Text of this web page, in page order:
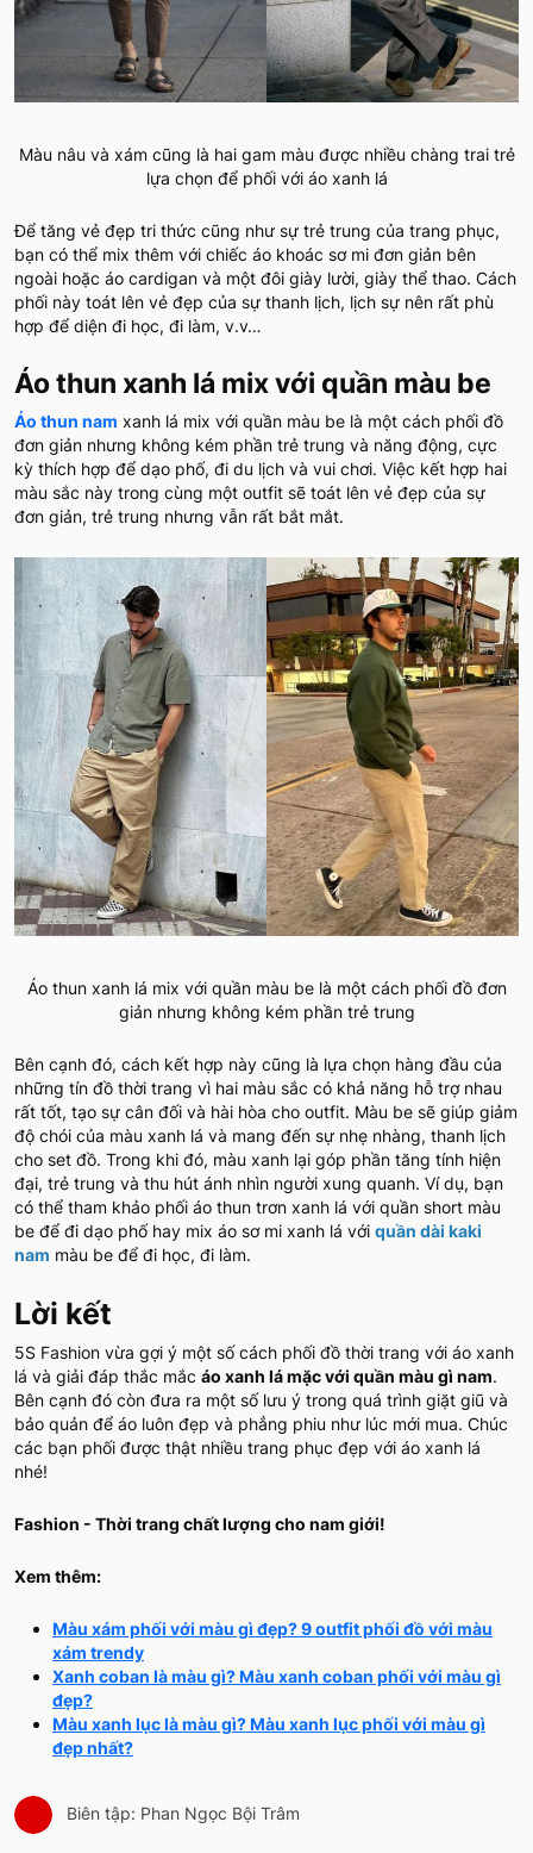
Màu nâu và xám cũng là hai gam màu được nhiều chàng trai trẻ
lựa chọn để phối với áo xanh lá
Để tăng vẻ đẹp tri thức cũng như sự trẻ trung của trang phục,
bạn có thể mix thêm với chiếc áo khoác sơ mi đơn giản bên
ngoài hoặc áo cardigan và một đôi giày lười, giày thể thao. Cách
phối này toát lên vẻ đẹp của sự thanh lịch, lịch sự nên rất phù
hợp để diện đi học, đi làm, v.v…
Áo thun xanh lá mix với quần màu be
Áo thun nam xanh lá mix với quần màu be là một cách phối đồ
đơn giản nhưng không kém phần trẻ trung và năng động, cực
kỳ thích hợp để dạo phố, đi du lịch và vui chơi. Việc kết hợp hai
màu sắc này trong cùng một outfit sẽ toát lên vẻ đẹp của sự
đơn giản, trẻ trung nhưng vẫn rất bắt mắt.
Áo thun xanh lá mix với quần màu be là một cách phối đồ đơn
giản nhưng không kém phần trẻ trung
Bên cạnh đó, cách kết hợp này cũng là lựa chọn hàng đầu của
những tín đồ thời trang vì hai màu sắc có khả năng hỗ trợ nhau
rất tốt, tạo sự cân đối và hài hòa cho outfit. Màu be sẽ giúp giảm
độ chói của màu xanh lá và mang đến sự nhẹ nhàng, thanh lịch
cho set đồ. Trong khi đó, màu xanh lại góp phần tăng tính hiện
đại, trẻ trung và thu hút ánh nhìn người xung quanh. Ví dụ, bạn
có thể tham khảo phối áo thun trơn xanh lá với quần short màu
be để đi dạo phố hay mix áo sơ mi xanh lá với quần dài kaki
nam màu be để đi học, đi làm.
Lời kết
5S Fashion vừa gợi ý một số cách phối đồ thời trang với áo xanh
lá và giải đáp thắc mắc áo xanh lá mặc với quần màu gì nam.
Bên cạnh đó còn đưa ra một số lưu ý trong quá trình giặt giũ và
bảo quản để áo luôn đẹp và phẳng phiu như lúc mới mua. Chúc
các bạn phối được thật nhiều trang phục đẹp với áo xanh lá
nhé!
Fashion - Thời trang chất lượng cho nam giới!
Xem thêm:
Màu xám phối với màu gì đẹp? 9 outfit phối đồ với màu
xám trendy
Xanh coban là màu gì? Màu xanh coban phối với màu gì
đẹp?
Màu xanh lục là màu gì? Màu xanh lục phối với màu gì
đẹp nhất?
Biên tập: Phan Ngọc Bội Trâm